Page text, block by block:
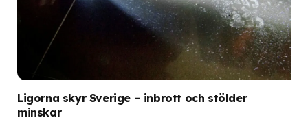
Ligorna skyr Sverige – inbrott och stölder
minskar